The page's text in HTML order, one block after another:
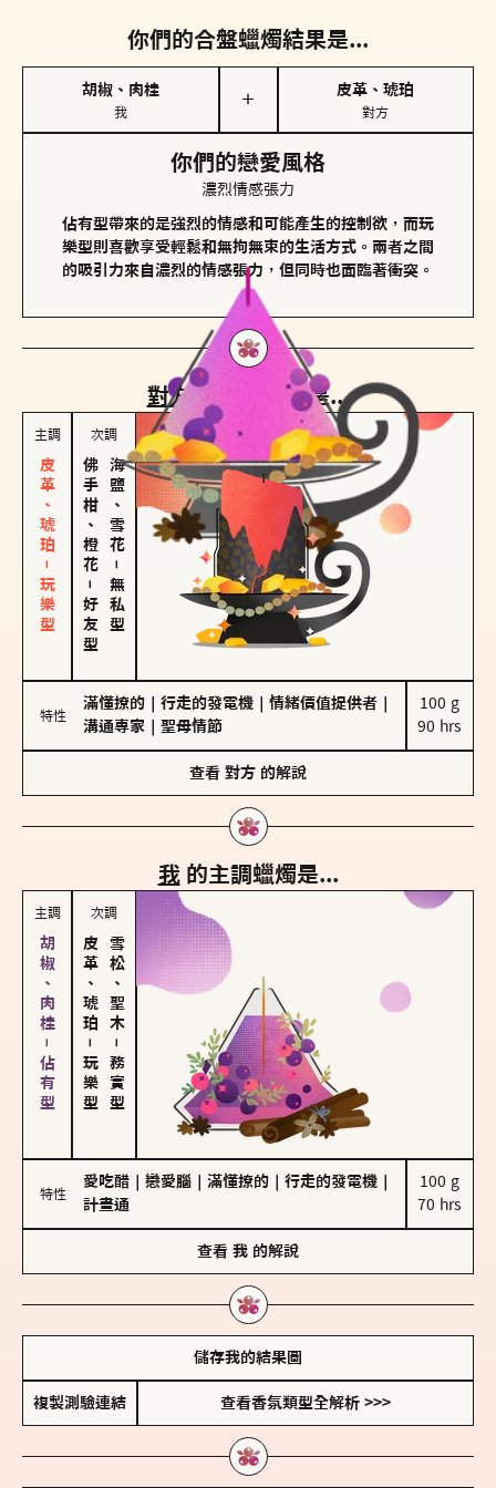
你們的合盤蠟燭結果是...
胡椒、肉桂
我
＋
皮革、琥珀
對方
你們的戀愛風格
濃烈情感張力
佔有型帶來的是強烈的情感和可能產生的控制欲，而玩
樂型則喜歡享受輕鬆和無拘無束的生活方式。兩者之間
的吸引力來自濃烈的情感張力，但同時也面臨著衝突。
對方 的主調蠟燭是...
主調
皮革、琥珀－玩樂型
次調
佛手柑、橙花
－
好友型
海鹽、雪花
－
無私型
特性
滿懂撩的 行走的發電機 情緒價值提供者
溝通專家
聖母情節
100 g
90 hrs
查看 對方 的解說
我 的主調蠟燭是...
主調
胡椒、肉桂－佔有型
次調
皮革、琥珀
－
玩樂型
雪松、聖木
－
務實型
特性
愛吃醋 戀愛腦 滿懂撩的 行走的發電機
計畫通
100 g
70 hrs
查看 我 的解說
儲存我的結果圖
複製測驗連結 查看香氛類型全解析 >>>